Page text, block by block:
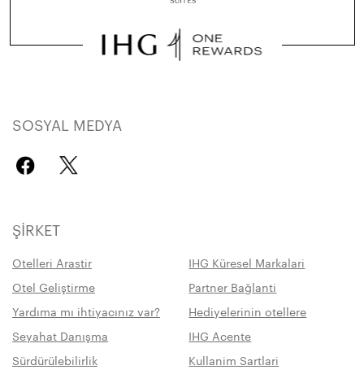
SOSYAL MEDYA
ŞIRKET
Otelleri Arastir
IHG Küresel Markalari
Otel Geliştirme
Partner Bağlanti
Yardıma mı ihtiyacınız var?
Hediyelerinin otellere
Seyahat Danışma
IHG Acente
Sürdürülebilirlik
Kullanim Sartlari